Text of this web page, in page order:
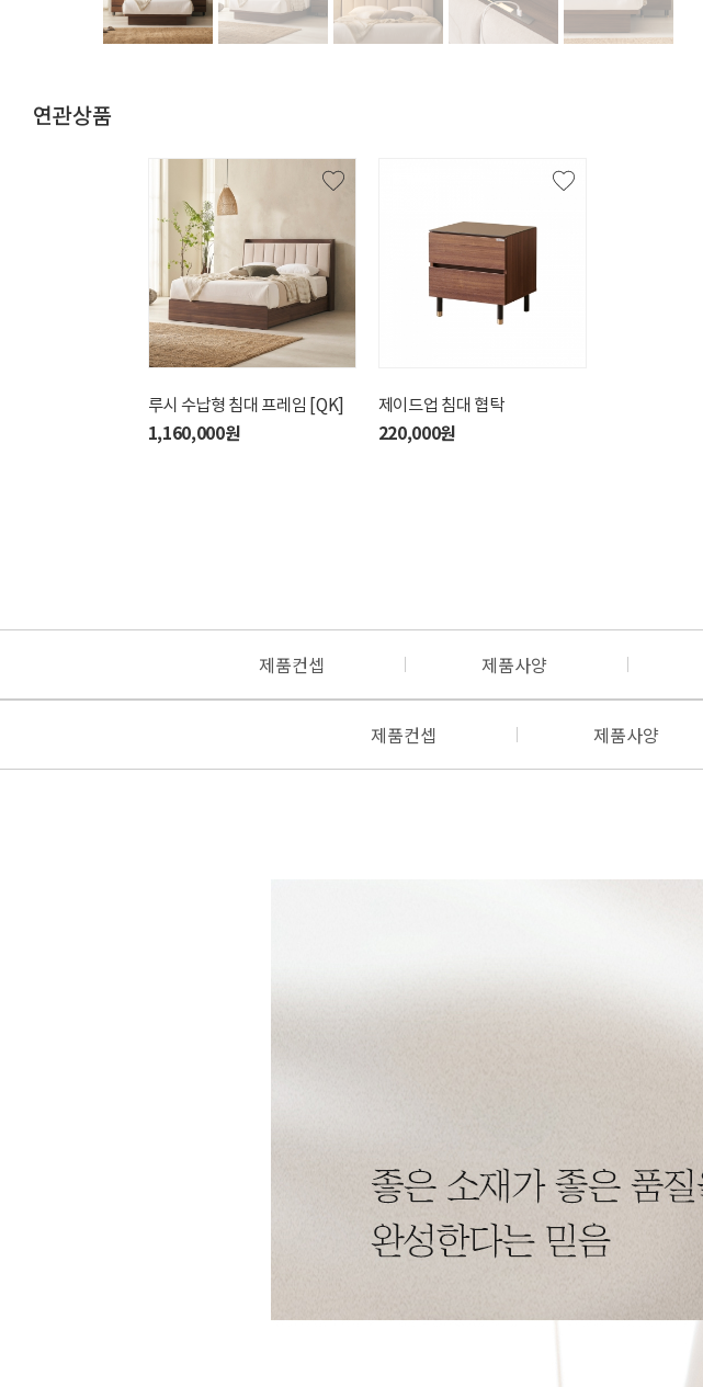
연관상품
루시 수납형 침대 프레임 [QK]
1,160,000원
제이드업 침대 협탁
220,000원
클레어코튼 수납형 침대세트
수아베 저상형 침대 프레임
제품컨셉 제품사양
제품컨셉 제품사양